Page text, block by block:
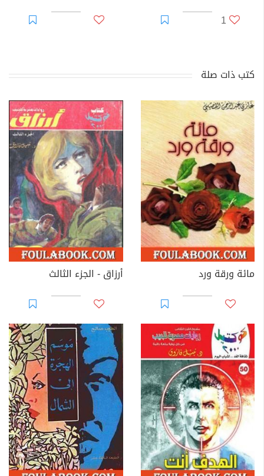
1
كتب ذات صلة
مائة ورقة ورد أرزاق - الجزء الثالث